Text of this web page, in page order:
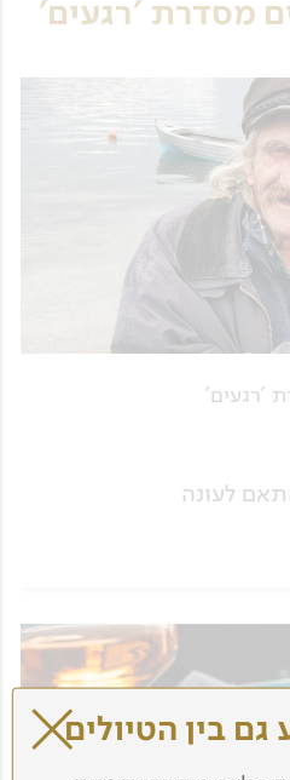
מסדרת 'רגעים'
לעונה
בין הטיולים